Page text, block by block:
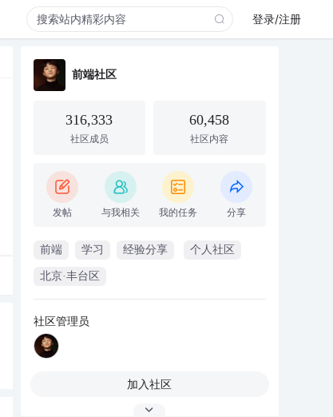
登录/注册
前端社区
316,333
社区成员
60,458
社区内容
发帖 与我相关 我的任务 分享
前端 学习 经验分享 个人社区
北京·丰台区
社区管理员
加入社区